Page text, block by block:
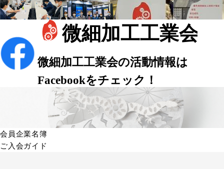
会員企業名簿
ご入会ガイド